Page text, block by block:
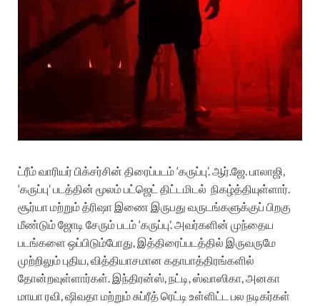
ட்ரீம் வாரியர் பிக்சர்சின் திரைப்படம் ‘கருப்பு’.ஆர்.ஜே. பாலாஜி,
‘கருப்பு’ படத்தின் மூலம் பட்ஜெட் திட்டமிடல் நிகழ்த்தியுள்ளார்.
சூர்யா மற்றும் த்ரிஷா இணை இருபது வருடங்களுக்குப் பிறகு
மீண்டும் ஜோடி சேரும் படம் ‘கருப்பு’. அவர்களின் முந்தைய
படங்களை ஒப்பிடும்போது, இத்திரைப்படத்தில் இருவருமே
முற்றிலும் புதிய, வித்தியாசமான கதாபாத்திரங்களில்
தோன்றவுள்ளார்கள். இந்திரன்ஸ், நட்டி, ஸ்வாஸிகா, அனகா
மாயா ரவி, ஷிவதா மற்றும் சுப்ரீத் ரெட்டி உள்ளிட்ட பல நடிகர்கள்